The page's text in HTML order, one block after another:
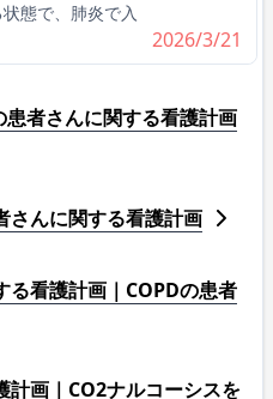
態で、肺炎で入
2026/3/21
者さんに関する看護計画
さんに関する看護計画
る看護計画｜COPDの患者
計画｜CO2ナルコーシスを